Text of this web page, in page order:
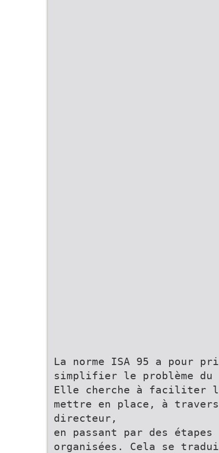
La norme ISA 95 a pour
simplifier le problème
Elle cherche à faciliter
mettre en place, à
directeur,
en passant par des
organisées. Cela se